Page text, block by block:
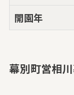
開園年
幕別町営相